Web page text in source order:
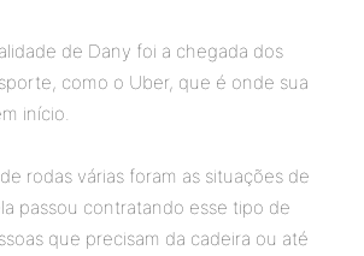
de Dany foi a chegada dos
como o Uber, que é onde sua
início.
rodas várias foram as situações de
passou contratando esse tipo de
que precisam da cadeira ou até